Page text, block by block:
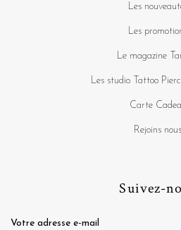
Les
Les
Le magazine
Les studio Tattoo
Carte
Rejoins nous
Suivez-
Votre adresse e-mail